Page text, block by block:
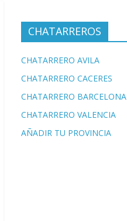
CHATARREROS
CHATARRERO AVILA
CHATARRERO CACERES
CHATARRERO BARCELONA
CHATARRERO VALENCIA
AÑADIR TU PROVINCIA